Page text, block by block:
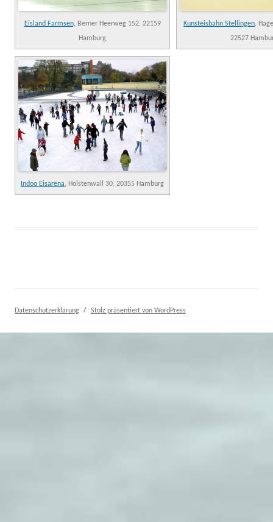
Eisland Farmsen, Berner Heerweg 152, 22159
Hamburg
Kunsteisbahn Stellingen,
22527
Indoo Eisarena, Holstenwall 30, 20355 Hamburg
Datenschutzerklärung Stolz präsentiert von WordPress